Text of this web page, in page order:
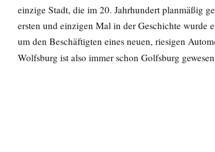
einzige Stadt, die im 20. Jahrhundert planmäßig
ersten und einzigen Mal in der Geschichte wurde
um den Beschäftigten eines neuen, riesigen
Wolfsburg ist also immer schon Golfsburg